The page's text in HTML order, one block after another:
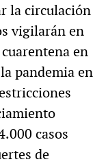
la circulación
vigilarán en
en
pandemia en
casos
de